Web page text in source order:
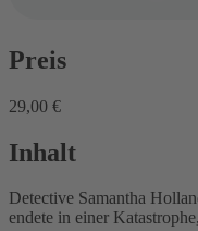
Preis
29,00 €
Inhalt
Detective Samantha
endete in einer